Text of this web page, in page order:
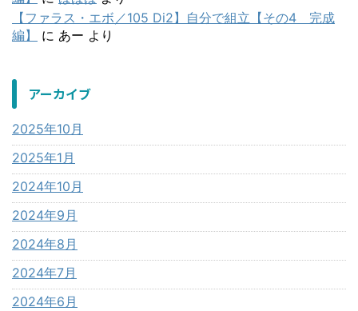
【ファラス・エボ／105 Di2】自分で組立【その4 完成
編】
に あー より
アーカイブ
2025年10月
2025年1月
2024年10月
2024年9月
2024年8月
2024年7月
2024年6月